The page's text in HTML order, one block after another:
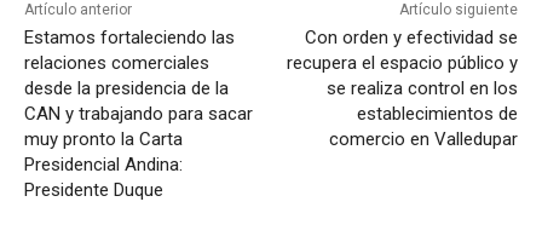
Artículo anterior
Estamos fortaleciendo las
relaciones comerciales
desde la presidencia de la
CAN y trabajando para sacar
muy pronto la Carta
Presidencial Andina:
Presidente Duque
Artículo siguiente
Con orden y efectividad se
recupera el espacio público y
se realiza control en los
establecimientos de
comercio en Valledupar